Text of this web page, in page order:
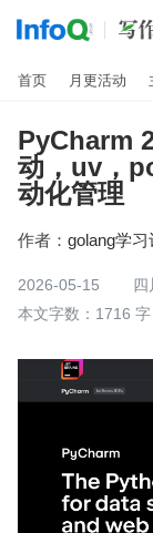
首页 月更活动
PyCharm
动，uv，
动化管理
作者： golang学习
2026-05-15
四
本文字数：1716 字